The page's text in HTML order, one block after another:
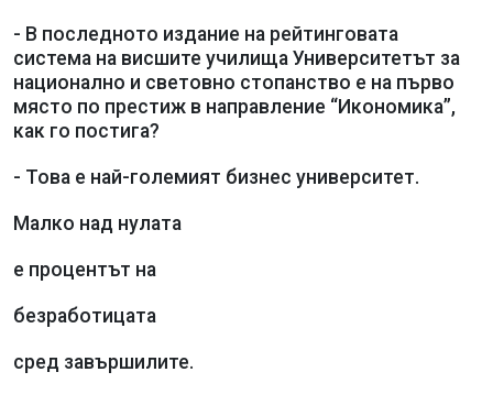
- В последното издание на рейтинговата
система на висшите училища Университетът за
национално и световно стопанство е на първо
място по престиж в направление “Икономика”,
как го постига?
- Това е най-големият бизнес университет.
Малко над нулата
е процентът на
безработицата
сред завършилите.